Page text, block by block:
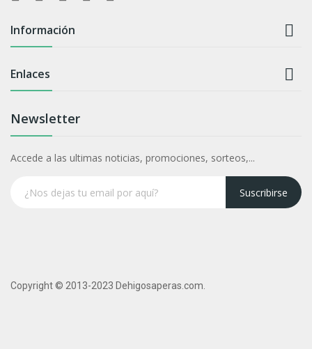
Información 
Enlaces 
Newsletter
Accede a las ultimas noticias, promociones, sorteos,...
Suscribirse
Copyright © 2013-2023 Dehigosaperas.com.